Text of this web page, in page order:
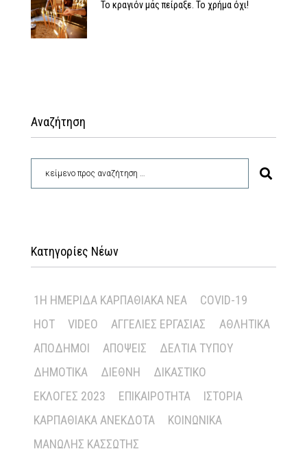
Το κραγιόν μάς πείραξε. Το χρήμα όχι!
Αναζήτηση
Κατηγορίες Νέων
1Η ΗΜΕΡΊΔΑ ΚΑΡΠΑΘΙΑΚΆ ΝΈΑ
COVID-19
HOT
VIDEO ΑΓΓΕΛΊΕΣ ΕΡΓΑΣΊΑΣ
ΑΘΛΗΤΙΚΆ
ΑΠΌΔΗΜΟΙ
ΑΠΌΨΕΙΣ
ΔΕΛΤΊΑ ΤΎΠΟΥ
ΔΗΜΟΤΙΚΆ
ΔΙΕΘΝΉ
ΔΙΚΑΣΤΙΚΌ
ΕΚΛΟΓΈΣ 2023
ΕΠΙΚΑΙΡΌΤΗΤΑ
ΙΣΤΟΡΊΑ
ΚΑΡΠΑΘΙΑΚΆ ΑΝΈΚΔΟΤΑ
ΚΟΙΝΩΝΙΚΆ
ΜΑΝΏΛΗΣ ΚΑΣΣΏΤΗΣ